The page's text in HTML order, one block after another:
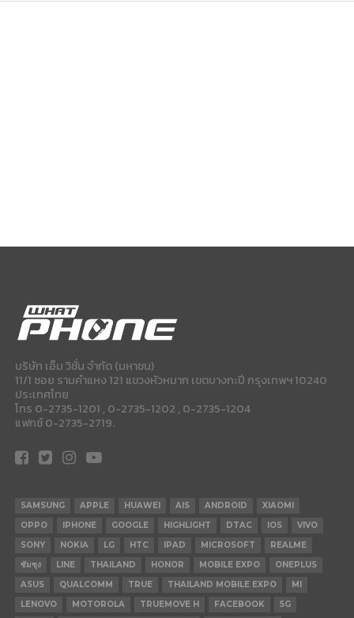
บริษัท เอ็ม วิชั่น จำกัด (มหาชน)
11/1 ซอย รามคำแหง 121 แขวงหัวหมาก เขตบางกะปี กรุงเทพฯ 10240
ประเทศไทย
โทร 0-2735-1201 , 0-2735-1202 , 0-2735-1204
แฟกซ์ 0-2735-2719.
SAMSUNG APPLE HUAWEI AIS ANDROID
XIAOMI
OPPO
IPHONE GOOGLE HIGHLIGHT DTAC IOS
VIVO
SONY
NOKIA LG HTC IPAD MICROSOFT
REALME
ซัมซุง
LINE THAILAND HONOR MOBILE EXPO
ONEPLUS
ASUS
QUALCOMM TRUE THAILAND MOBILE EXPO
MI
LENOVO
MOTOROLA TRUEMOVE H FACEBOOK 5G